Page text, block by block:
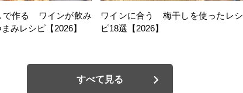
で作る ワインが飲み
みレシピ【2026】
ワインに合う 梅干しを使ったレシ
ピ18選【2026】
すべて見る